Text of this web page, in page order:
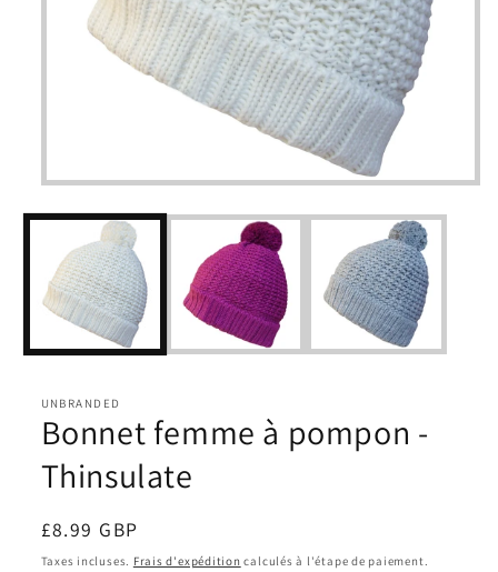
Ouvrir
média
dans
une
fenêtre
modale
UNBRANDED
Bonnet femme à pompon -
Thinsulate
Prix
habituel
£8.99 GBP
Taxes incluses. Frais d'expédition calculés à l'étape de paiement.